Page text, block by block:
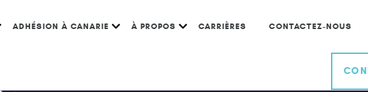
ADHÉSION À CANARIE À PROPOS CARRIÈRES CONTACTEZ-NOUS